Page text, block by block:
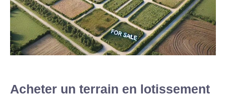
Acheter un terrain en lotissement